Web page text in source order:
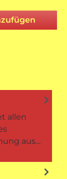
allen
aus…